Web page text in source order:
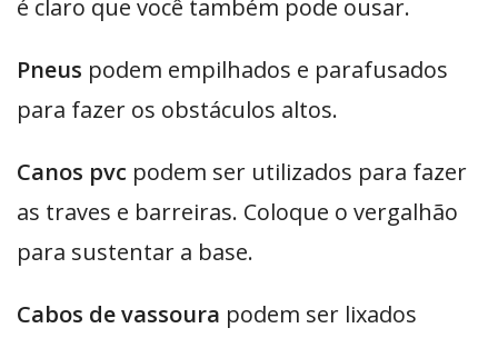
é claro que você também pode ousar.
Pneus podem empilhados e parafusados
para fazer os obstáculos altos.
Canos pvc podem ser utilizados para fazer
as traves e barreiras. Coloque o vergalhão
para sustentar a base.
Cabos de vassoura podem ser lixados